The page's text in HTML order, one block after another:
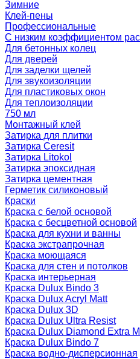
Зимние
Клей-пены
Профессиональные
С низким коэффициентом
Для бетонных колец
Для дверей
Для заделки щелей
Для звукоизоляции
Для пластиковых окон
Для теплоизоляции
750 мл
Монтажный клей
Затирка для плитки
Затирка Ceresit
Затирка Litokol
Затирка эпоксидная
Затирка цементная
Герметик силиконовый
Краски
Краска с белой основой
Краска с бесцветной основой
Краска для кухни и ванны
Краска экстрапрочная
Краска моющаяся
Краска для стен и потолков
Краска интерьерная
Краска Dulux Bindo 3
Краска Dulux Acryl Matt
Краска Dulux 3D
Краска Dulux Ultra Resist
Краска Dulux Diamond Extra
Краска Dulux Bindo 7
Краска водно-дисперсионная